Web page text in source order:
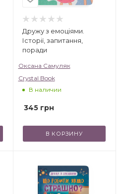
Дружу з емоціями.
Історії, запитання,
поради
Оксана Самуляк
Crystal Book
В наличии
345грн
В КОРЗИНУ